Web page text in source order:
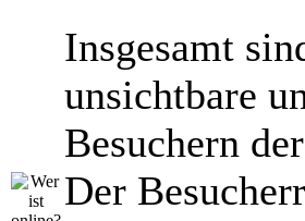
Insgesamt
unsichtbare
Besuchern
Der